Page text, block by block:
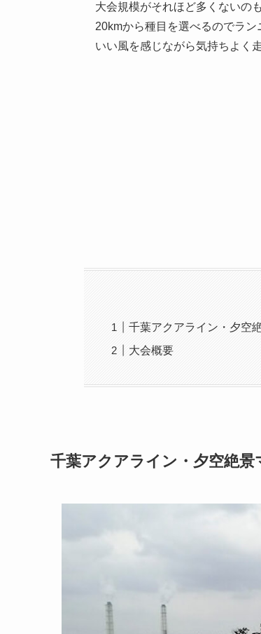
大会規模がそれほど多くないの
20kmから種目を選べるのでラ
いい風を感じながら気持ちよく
千葉アクアライン・夕空
大会概要
千葉アクアライン・夕空絶